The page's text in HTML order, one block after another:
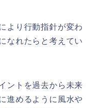
より行動指針が変わ
なれたらと考えてい
ントを過去から未来
進めるように風水や